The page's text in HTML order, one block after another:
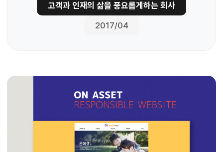
고객과 인재의 삶을 풍요롭게하는 회사
2017/04